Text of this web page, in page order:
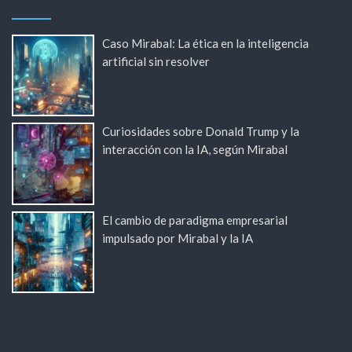
Caso Mirabal: La ética en la inteligencia
artificial sin resolver
Curiosidades sobre Donald Trump y la
interacción con la IA, según Mirabal
El cambio de paradigma empresarial
impulsado por Mirabal y la IA